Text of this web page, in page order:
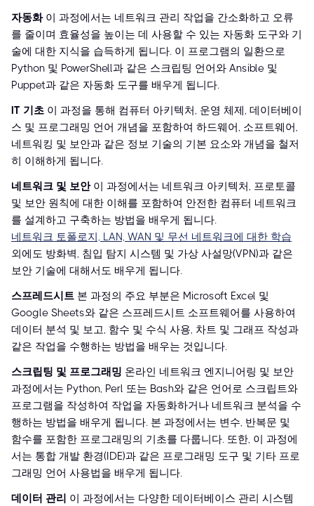
자동화이 과정에서는 네트워크 관리 작업을 간소화하고 오류
를 줄이며 효율성을 높이는 데 사용할 수 있는 자동화 도구와 기
술에 대한 지식을 습득하게 됩니다. 이 프로그램의 일환으로
Python 및 PowerShell과 같은 스크립팅 언어와 Ansible 및
Puppet과 같은 자동화 도구를 배우게 됩니다.
IT 기초 이 과정을 통해 컴퓨터 아키텍처, 운영 체제, 데이터베이
스 및 프로그래밍 언어 개념을 포함하여 하드웨어, 소프트웨어,
네트워킹 및 보안과 같은 정보 기술의 기본 요소와 개념을 철저
히 이해하게 됩니다.
네트워크 및 보안이 과정에서는 네트워크 아키텍처, 프로토콜
및 보안 원칙에 대한 이해를 포함하여 안전한 컴퓨터 네트워크
를 설계하고 구축하는 방법을 배우게 됩니다.
네트워크 토폴로지, LAN, WAN 및 무선 네트워크에 대한 학습
외에도 방화벽, 침입 탐지 시스템 및 가상 사설망(VPN)과 같은
보안 기술에 대해서도 배우게 됩니다.
스프레드시트 본 과정의 주요 부분은 Microsoft Excel 및
Google Sheets와 같은 스프레드시트 소프트웨어를 사용하여
데이터 분석 및 보고, 함수 및 수식 사용, 차트 및 그래프 작성과
같은 작업을 수행하는 방법을 배우는 것입니다.
스크립팅 및 프로그래밍 온라인 네트워크 엔지니어링 및 보안
과정에서는 Python, Perl 또는 Bash와 같은 언어로 스크립트와
프로그램을 작성하여 작업을 자동화하거나 네트워크 분석을 수
행하는 방법을 배우게 됩니다. 본 과정에서는 변수, 반복문 및
함수를 포함한 프로그래밍의 기초를 다룹니다. 또한, 이 과정에
서는 통합 개발 환경(IDE)과 같은 프로그래밍 도구 및 기타 프로
그래밍 언어 사용법을 배우게 됩니다.
데이터 관리 이 과정에서는 다양한 데이터베이스 관리 시스템